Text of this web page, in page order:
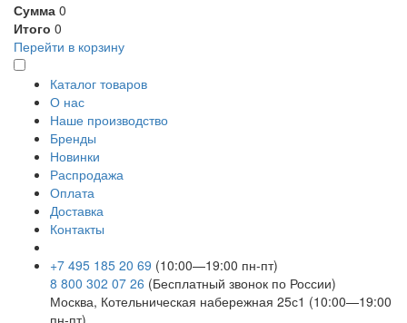
Сумма 0
Итого 0
Перейти в корзину
Каталог товаров
О нас
Наше производство
Бренды
Новинки
Распродажа
Оплата
Доставка
Контакты
+7 495 185 20 69 (10:00—19:00 пн-пт)
8 800 302 07 26 (Бесплатный звонок по России)
Москва, Котельническая набережная 25с1 (10:00—19:00